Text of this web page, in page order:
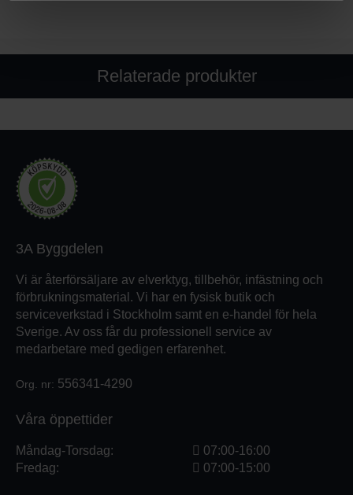
Relaterade produkter
3A Byggdelen
Vi är återförsäljare av elverktyg, tillbehör, infästning och
förbrukningsmaterial. Vi har en fysisk butik och
serviceverkstad i Stockholm samt en e-handel för hela
Sverige. Av oss får du professionell service av
medarbetare med gedigen erfarenhet.
Org. nr: 556341-4290
Våra öppettider
Måndag-Torsdag:
Fredag:
07:00-16:00
07:00-15:00